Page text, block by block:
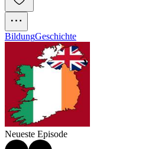
BildungGeschichte
Neueste Episode